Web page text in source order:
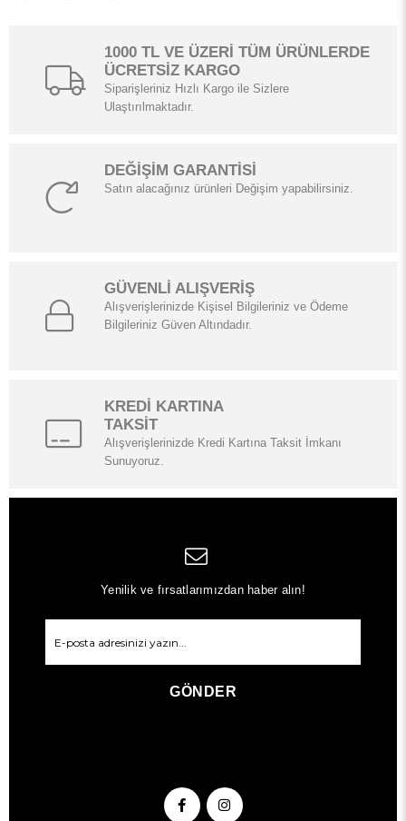
1000 TL VE ÜZERİ TÜM ÜRÜNLERDE
ÜCRETSİZ KARGO
Siparişleriniz Hızlı Kargo ile Sizlere
Ulaştırılmaktadır.
DEĞİŞİM GARANTİSİ
Satın alacağınız ürünleri Değişim yapabilirsiniz.
GÜVENLİ ALIŞVERİŞ
Alışverişlerinizde Kişisel Bilgileriniz ve Ödeme
Bilgileriniz Güven Altındadır.
KREDİ KARTINA
TAKSİT
Alışverişlerinizde Kredi Kartına Taksit İmkanı
Sunuyoruz.
Yenilik ve fırsatlarımızdan haber alın!
GÖNDER